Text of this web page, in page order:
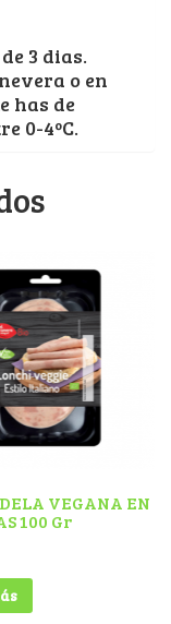
3 dias.
o en
has de
0-4ºC.
VEGANA EN
100 Gr